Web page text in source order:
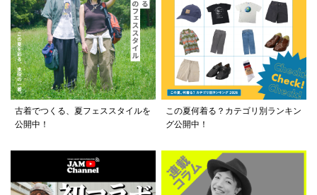
古着でつくる、夏フェススタイルを
公開中！
この夏何着る？カテゴリ別ランキン
グ公開中！